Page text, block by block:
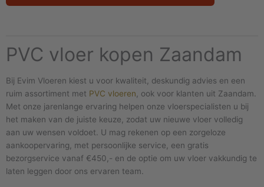
PVC vloer kopen Zaandam
Bij Evim Vloeren kiest u voor kwaliteit, deskundig advies en een
ruim assortiment met PVC vloeren, ook voor klanten uit Zaandam.
Met onze jarenlange ervaring helpen onze vloerspecialisten u bij
het maken van de juiste keuze, zodat uw nieuwe vloer volledig
aan uw wensen voldoet. U mag rekenen op een zorgeloze
aankoopervaring, met persoonlijke service, een gratis
bezorgservice vanaf €450,- en de optie om uw vloer vakkundig te
laten leggen door ons ervaren team.